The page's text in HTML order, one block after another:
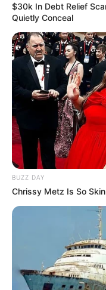
Think Your Crush
BRAINBERRIES
Sensual Dance
BRAINBERRIES
เรื่องอื่นๆ ที่น่
$30k In Debt Relief
Quietly Conceal
BUZZ DAY
Chrissy Metz Is So